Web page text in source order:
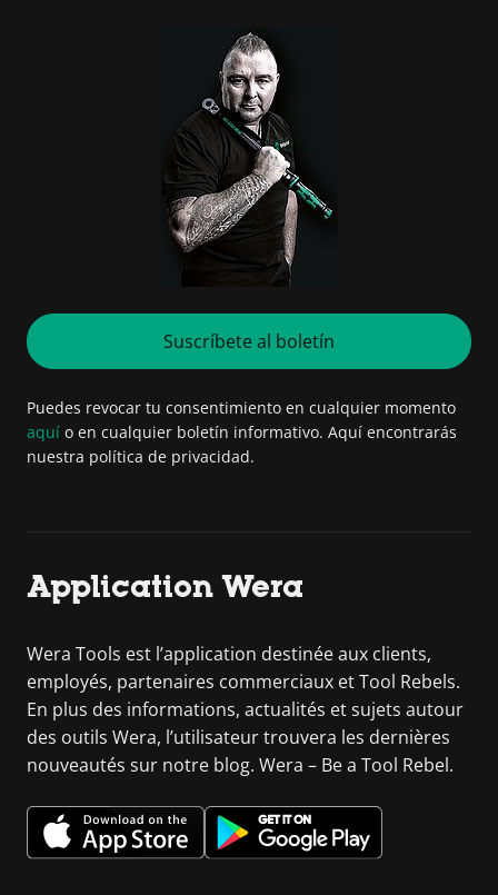
Suscríbete al boletín
Puedes revocar tu consentimiento en cualquier momento
aquí o en cualquier boletín informativo. Aquí encontrarás
nuestra política de privacidad.
Application Wera
Wera Tools est l’application destinée aux clients,
employés, partenaires commerciaux et Tool Rebels.
En plus des informations, actualités et sujets autour
des outils Wera, l’utilisateur trouvera les dernières
nouveautés sur notre blog. Wera – Be a Tool Rebel.